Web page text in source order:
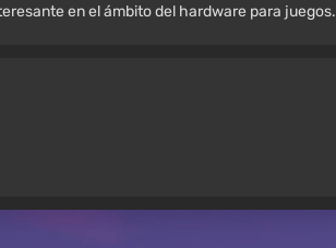
en el ámbito del hardware para juegos.